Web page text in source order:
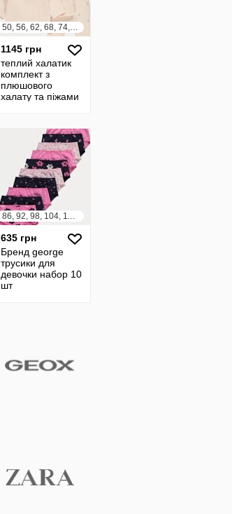
50, 56, 62, 68, 74, 80, 86, 92
1145 грн
теплий халатик
комплект з
плюшового
халату та піжами
86, 92, 98, 104, 110, 116, 122, 128, 134, 140, 146, 152, 158, 164
635 грн
Бренд george
трусики для
девочки набор 10
шт